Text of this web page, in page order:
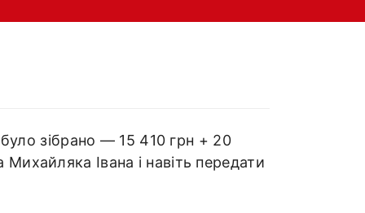
було зібрано — 15 410 грн + 20
Івана і навіть передати